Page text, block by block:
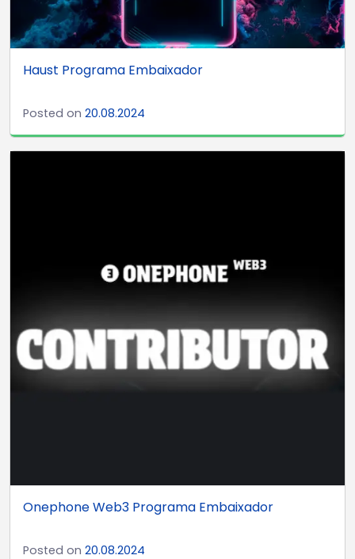
Haust Programa Embaixador
Posted on 20.08.2024
Onephone Web3 Programa Embaixador
Posted on 20.08.2024